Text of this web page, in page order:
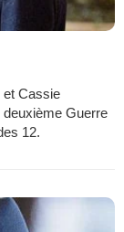
et Cassie
Guerre
12.